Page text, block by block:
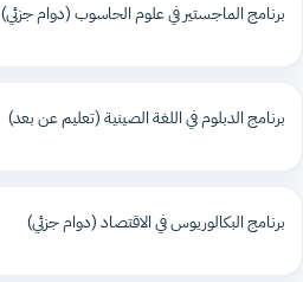
برنامج الماجستير في علوم الحاسوب (دوام جزئي)
برنامج الدبلوم في اللغة الصينية (تعليم عن بعد)
برنامج البكالوريوس في الاقتصاد (دوام جزئي)